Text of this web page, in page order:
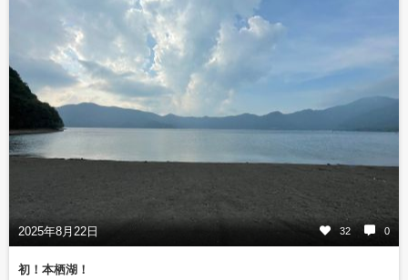
2025年8月22日 32 0
初！本栖湖！